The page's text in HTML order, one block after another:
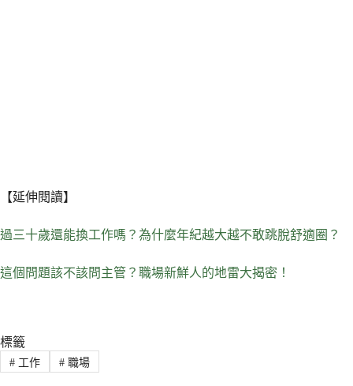
【延伸閱讀】
過三十歲還能換工作嗎？為什麼年紀越大越不敢跳脫舒適圈？
這個問題該不該問主管？職場新鮮人的地雷大揭密！
標籤
#工作 #職場